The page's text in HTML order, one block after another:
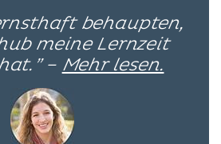
behaupten,
meine Lernzeit
– Mehr lesen.